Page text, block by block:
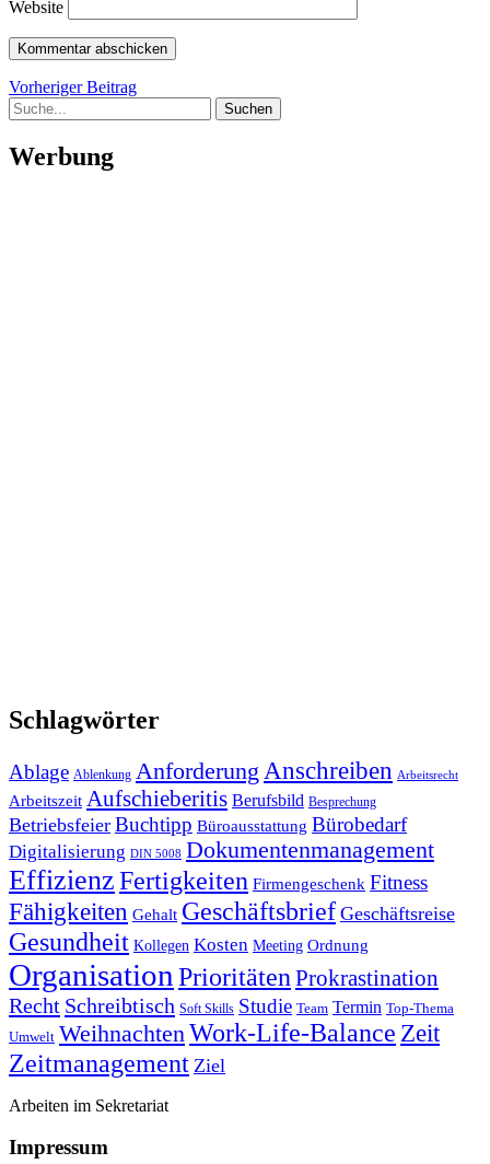
Website
Beitragsnavigation
Vorheriger BeitragVorheriger
Suche
Werbung
Schlagwörter
Ablage Ablenkung Anforderung Anschreiben Arbeitsrecht
Arbeitszeit Aufschieberitis Berufsbild Besprechung
Betriebsfeier Buchtipp Büroausstattung Bürobedarf
Digitalisierung DIN 5008 Dokumentenmanagement
EffizienzFertigkeiten Firmengeschenk Fitness
Fähigkeiten Gehalt Geschäftsbrief Geschäftsreise
Gesundheit Kollegen Kosten Meeting Ordnung
Organisation Prioritäten Prokrastination
Recht Schreibtisch Soft Skills Studie Team Termin Top-Thema
Umwelt Weihnachten Work-Life-Balance Zeit
Zeitmanagement Ziel
Arbeiten im Sekretariat
Impressum